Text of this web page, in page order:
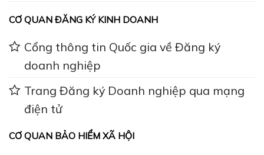
CƠ QUAN ĐĂNG KÝ KINH DOANH
Cổng thông tin Quốc gia về Đăng ký
doanh nghiệp
Trang Đăng ký Doanh nghiệp qua mạng
điện tử
CƠ QUAN BẢO HIỂM XÃ HỘI